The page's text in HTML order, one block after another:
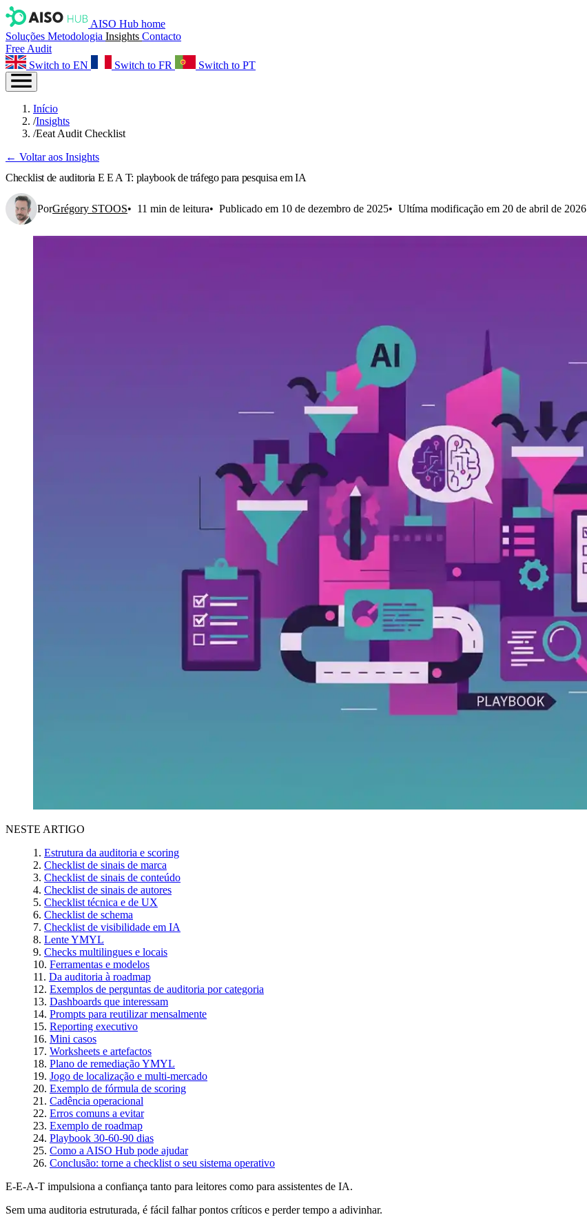
AISO Hub home
Soluções Metodologia Insights Contacto
Free Audit
Switch to EN
Switch to FR Switch to PT
Início
/Insights
/Eeat Audit Checklist
← Voltar aos Insights
Checklist de auditoria E E A T: playbook de tráfego para pesquisa em IA
PorGrégory STOOS 11 min de leitura Publicado em 10 de dezembro de 2025 Ultíma modificação em 20 de abril de 2026
NESTE ARTIGO
Estrutura da auditoria e scoring
Checklist de sinais de marca
Checklist de sinais de conteúdo
Checklist de sinais de autores
Checklist técnica e de UX
Checklist de schema
Checklist de visibilidade em IA
Lente YMYL
Checks multilingues e locais
Ferramentas e modelos
Da auditoria à roadmap
Exemplos de perguntas de auditoria por categoria
Dashboards que interessam
Prompts para reutilizar mensalmente
Reporting executivo
Mini casos
Worksheets e artefactos
Plano de remediação YMYL
Jogo de localização e multi-mercado
Exemplo de fórmula de scoring
Cadência operacional
Erros comuns a evitar
Exemplo de roadmap
Playbook 30-60-90 dias
Como a AISO Hub pode ajudar
Conclusão: torne a checklist o seu sistema operativo
E-E-A-T impulsiona a confiança tanto para leitores como para assistentes de IA.
Sem uma auditoria estruturada, é fácil falhar pontos críticos e perder tempo a adivinhar.